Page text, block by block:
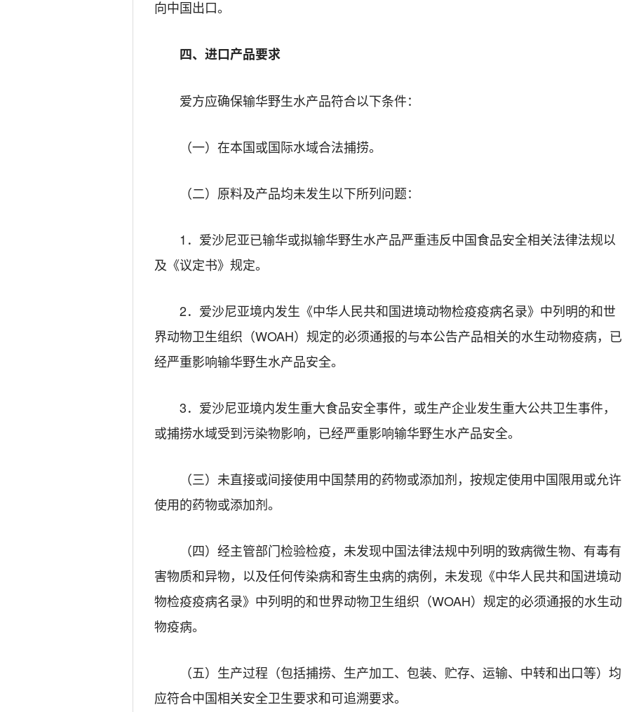
向中国出口。
四、进口产品要求
爱方应确保输华野生水产品符合以下条件：
（一）在本国或国际水域合法捕捞。
（二）原料及产品均未发生以下所列问题：
1．爱沙尼亚已输华或拟输华野生水产品严重违反中国食品安全相关法律法规以
及《议定书》规定。
2．爱沙尼亚境内发生《中华人民共和国进境动物检疫疫病名录》中列明的和世
界动物卫生组织（WOAH）规定的必须通报的与本公告产品相关的水生动物疫病，已
经严重影响输华野生水产品安全。
3．爱沙尼亚境内发生重大食品安全事件，或生产企业发生重大公共卫生事件，
或捕捞水域受到污染物影响，已经严重影响输华野生水产品安全。
（三）未直接或间接使用中国禁用的药物或添加剂，按规定使用中国限用或允许
使用的药物或添加剂。
（四）经主管部门检验检疫，未发现中国法律法规中列明的致病微生物、有毒有
害物质和异物，以及任何传染病和寄生虫病的病例，未发现《中华人民共和国进境动
物检疫疫病名录》中列明的和世界动物卫生组织（WOAH）规定的必须通报的水生动
物疫病。
（五）生产过程（包括捕捞、生产加工、包装、贮存、运输、中转和出口等）均
应符合中国相关安全卫生要求和可追溯要求。